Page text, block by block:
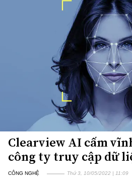
Clearview AI cấm
công ty truy cập dữ
CÔNG NGHỆ Thứ 3, 10/05/2022 | 11:09